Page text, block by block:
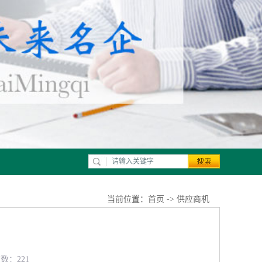
当前位置： 首页 -> 供应商机
：221